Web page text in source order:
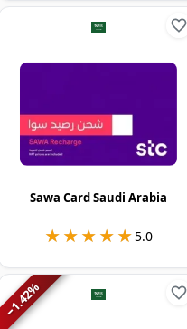
Sawa Card Saudi Arabia
★★★★★
★★★★★5.0
−
1.42
%